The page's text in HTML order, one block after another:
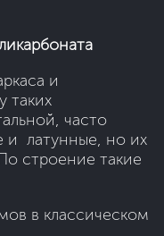
и
таких
часто
и латунные, но их
строение такие
в классическом